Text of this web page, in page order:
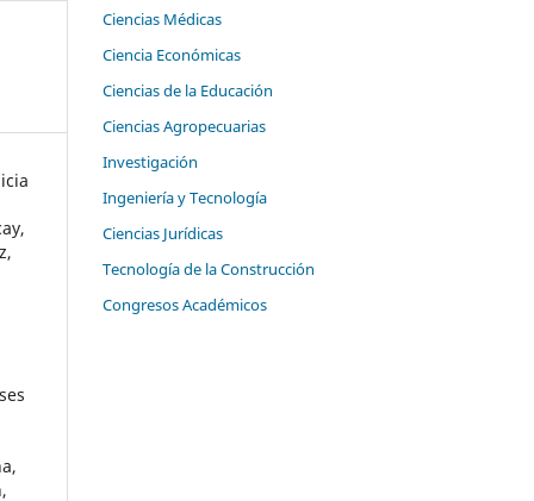
Ciencias Médicas
Ciencia Económicas
Ciencias de la Educación
Ciencias Agropecuarias
Investigación
Ingeniería y Tecnología
Ciencias Jurídicas
Tecnología de la Construcción
Congresos Académicos